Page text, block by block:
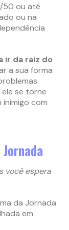
50 ou até
ou na
ir da raiz do
a sua forma
se torne
inimigo com
você espera
da Jornada
em